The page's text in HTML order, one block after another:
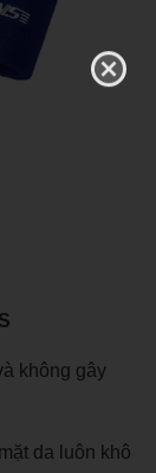
không gây
da luôn khô